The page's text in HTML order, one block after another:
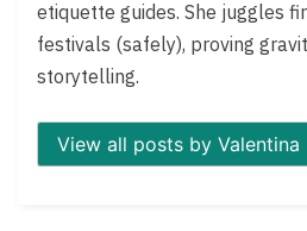
etiquette guides. She juggles
festivals (safely), proving
storytelling.
View all posts by